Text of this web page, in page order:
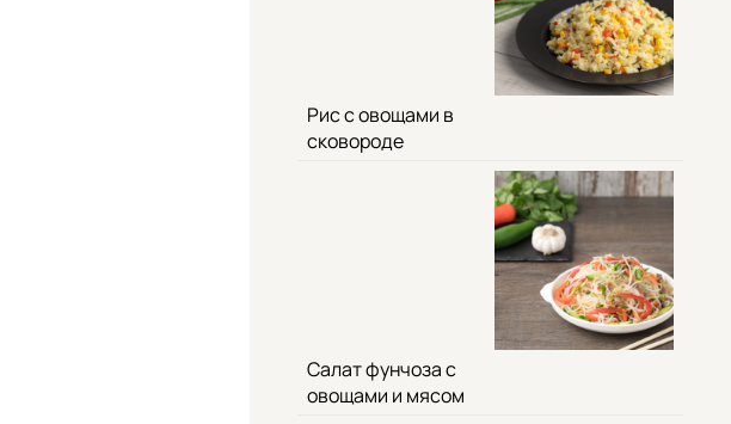
Рис с овощами в
сковороде
Салат фунчоза с
овощами и мясом